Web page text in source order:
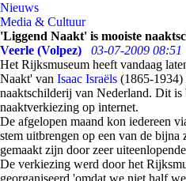
Nieuws
Media & Cultuur
'Liggend Naakt' is mooiste
Veerle (Volpez)
03-07-2009 08:51
Het Rijksmuseum heeft vandaag
Naakt' van Isaac Israëls (1865-1934)
naaktschilderij van Nederland. Dit is
naaktverkiezing op internet.
De afgelopen maand kon iedereen
stem uitbrengen op een van de
gemaakt zijn door zeer
De verkiezing werd door het
georganiseerd 'omdat we niet half